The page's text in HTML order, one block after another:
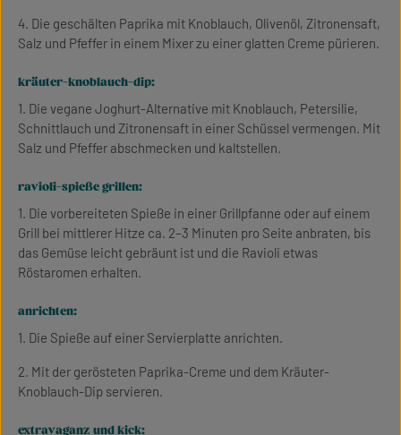
4. Die geschälten Paprika mit Knoblauch, Olivenöl, Zitronensaft,
Salz und Pfeffer in einem Mixer zu einer glatten Creme pürieren.
kräuter-knoblauch-dip:
1. Die vegane Joghurt-Alternative mit Knoblauch, Petersilie,
Schnittlauch und Zitronensaft in einer Schüssel vermengen. Mit
Salz und Pfeffer abschmecken und kaltstellen.
ravioli-spieße grillen:
1. Die vorbereiteten Spieße in einer Grillpfanne oder auf einem
Grill bei mittlerer Hitze ca. 2–3 Minuten pro Seite anbraten, bis
das Gemüse leicht gebräunt ist und die Ravioli etwas
Röstaromen erhalten.
anrichten:
1. Die Spieße auf einer Servierplatte anrichten.
2. Mit der gerösteten Paprika-Creme und dem Kräuter-
Knoblauch-Dip servieren.
extravaganz und kick: